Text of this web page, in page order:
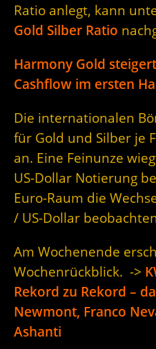
Ratio anlegt, kann
Gold Silber Ratio
Harmony Gold
Cashflow im ersten
Die internationalen
für Gold und Silber je
an. Eine Feinunze
US-Dollar Notierung
Euro-Raum die
/ US-Dollar
Am Wochenende
Wochenrückblick. ->
Rekord zu Rekord –
Newmont, Franco
Ashanti